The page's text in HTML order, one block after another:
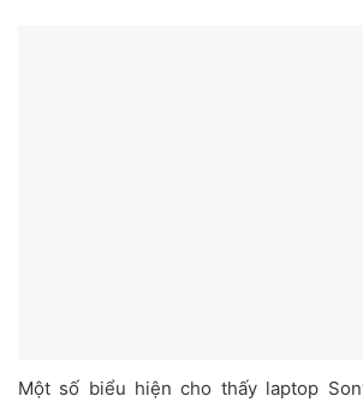
Một số biểu hiện cho thấy laptop